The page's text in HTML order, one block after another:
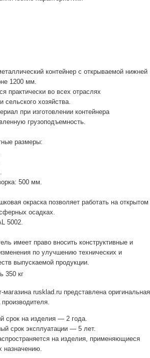
контейнер с открываемой нижней
1200 мм.
практически во всех отраслях
хозяйства.
при изготовлении контейнера
грузоподъемность.
размеры:
500 мм.
окраска позволяет работать на открытом
осадках.
5002.
имеет право вносить конструктивные и
по улучшению технических и
выпускаемой продукции.
350 кг
магазина rusklad.ru представлена оригинальная
срок на изделия — 2 года.
срок эксплуатации — 5 лет.
на изделия, применяющиеся
назначению.